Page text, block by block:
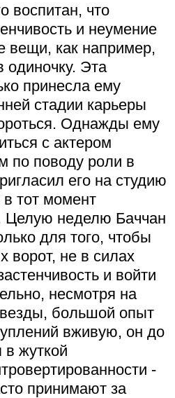
воспитан, что
и неумение
вещи, как например,
одиночку. Эта
принесла ему
стадии карьеры
Однажды ему
с актером
по поводу роли в
его на студию
тот момент
Целую неделю Баччан
для того, чтобы
ворот, не в силах
и войти
несмотря на
большой опыт
вживую, он до
в жуткой
-
принимают за